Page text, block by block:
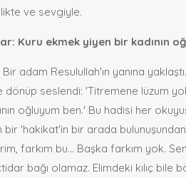
ve sevgiyle.
Kuru ekmek yiyen bir kadının
adam Resulullah'ın yanına
dönüp seslendi: 'Titremene lüzum
oğluyum ben.' Bu hadisi her
'hakikat'in bir arada bulunuşundan
farkım bu... Başka farkım yok.
bağı olamaz. Elimdeki kılıç bile